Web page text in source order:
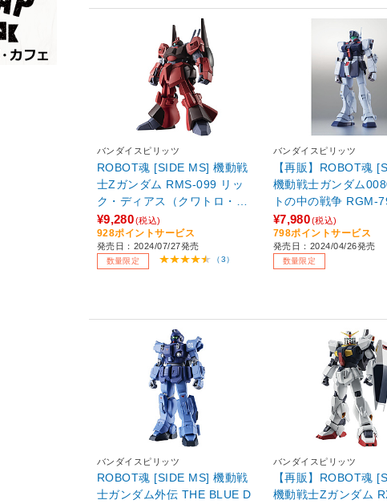
バンダイスピリッツ
ROBOT魂 [SIDE MS] 機動戦
士Ζガンダム RMS-099 リッ
ク・ディアス（クワトロ・バ
ジーナ カラー） ver. A.N.I.M.
E. 【sof001】
¥9,280(税込)
928ポイントサービス
発売日：2024/07/27発売
数量限定 （3）
バンダイスピリッツ
【再販】ROBOT魂
機動戦士ガンダム
トの中の戦争 RGM-
ム・スナイパーII ver.
E. 【sof001】
¥7,980(税込)
798ポイントサービス
発売日：2024/04/26発売
数量限定
バンダイスピリッツ
ROBOT魂 [SIDE MS] 機動戦
士ガンダム外伝 THE BLUE D
バンダイスピリッツ
【再販】ROBOT魂
機動戦士Ζガンダム